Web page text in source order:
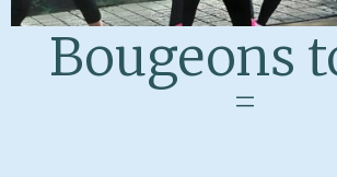
Bougeons